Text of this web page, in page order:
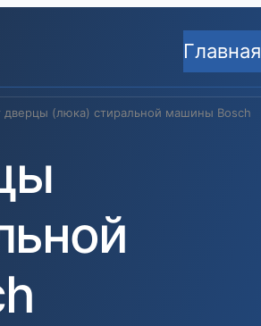
Главная
дверцы (люка) стиральной машины Bosch